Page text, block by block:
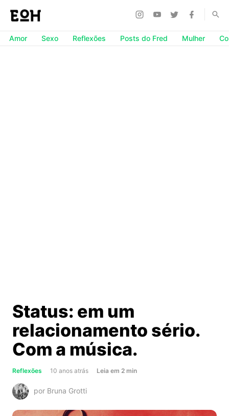
Amor Sexo Reflexões Posts do Fred Mulher
Status: em um
relacionamento sério.
Com a música.
Reflexões 10 anos atrás Leia about
em 2 min
por Bruna Grotti